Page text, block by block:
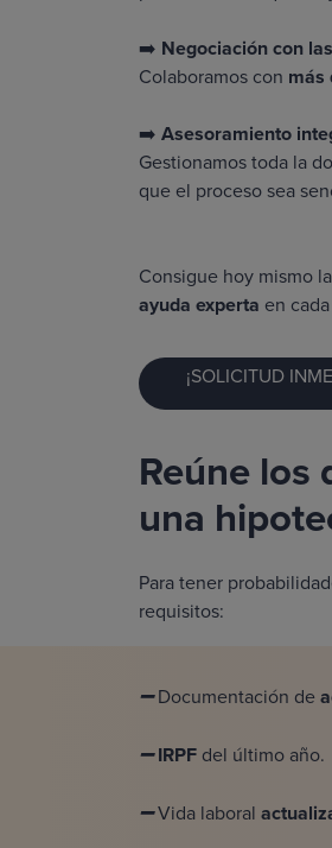
➡️ Negociación con
Colaboramos con más
➡️ Asesoramiento
Gestionamos toda la
que el proceso sea
Consigue hoy mismo
ayuda experta en
¡SOLICITUD
Reúne los
una
Para tener
requisitos:
➖Documentación de
➖ IRPF del último año.
➖Vida laboral